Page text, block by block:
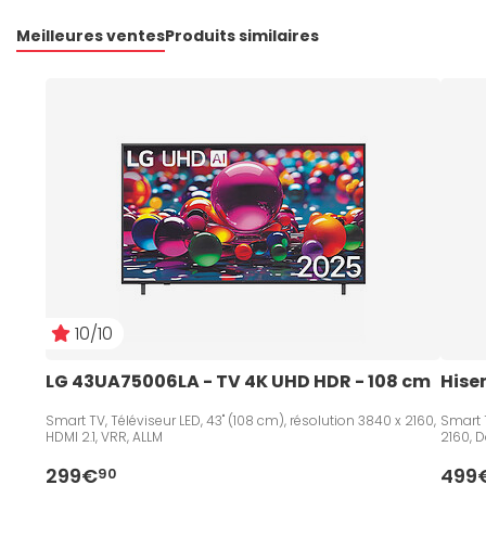
Meilleures ventesProduits similaires
10/10
LG 43UA75006LA - TV 4K UHD HDR - 108 cm
Smart TV, Téléviseur LED, 43" (108 cm), résolution 3840 x 2160,
HDMI 2.1, VRR, ALLM
299€90
Smart
2160,